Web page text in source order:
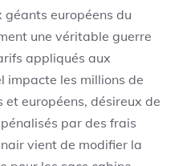
géants européens du
une véritable guerre
appliqués aux
impacte les millions de
européens, désireux de
par des frais
vient de modifier la